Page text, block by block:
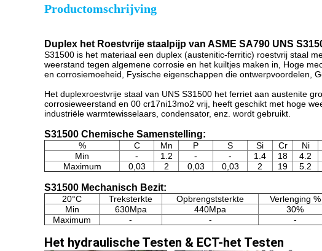
Productomschrijving
Duplex het Roestvrije staalpijp van ASME SA790 UNS
S31500 is het materiaal een duplex (austenitic-ferritic) roestvrij staal
weerstand tegen algemene corrosie en het kuiltjes maken in, Hoge
en corrosiemoeheid, Fysische eigenschappen die ontwerpvoordelen,
Het duplexroestvrije staal van UNS S31500 het ferriet aan austenite
corrosieweerstand en 00 cr17ni13mo2 vrij, heeft geschikt met hoge
industriële warmtewisselaars, condensator, enz. wordt gebruikt.
S31500 Chemische Samenstelling:
% C Mn P S Si Cr Ni
Min
- 1.2 - - 1.4 18 4.2
Maximum
0,03 2 0,03 0,03 2 19 5.2
S31500 Mechanisch Bezit:
20°C Treksterkte Opbrengststerkte Verlenging %
Min
630Mpa 440Mpa 30%
Maximum
- - -
Het hydraulische Testen & ECT-het Testen